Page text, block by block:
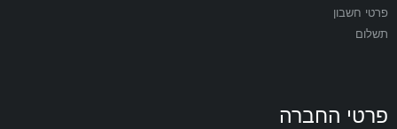
פרטי חשבון
תשלום
פרטי החברה